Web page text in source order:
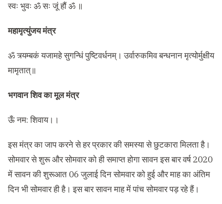
स्वः भुवः ॐ सः जूं हौं ॐ ॥
महामृत्युंजय मंत्र
ॐ त्र्यम्बकं यजामहे सुगन्धिं पुष्टिवर्धनम्। उर्वारुकमिव बन्धनान मृत्योर्मुक्षीय
मामृतात्॥
भगवान शिव का मूल मंत्र
ऊँ नम: शिवाय।।
इस मंत्र का जाप करने से हर प्रकार की समस्या से छुटकारा मिलता है।
सोमवार से शुरू और सोमवार को ही समाप्त होगा सावन इस बार वर्ष 2020
में सावन की शुरूआत 06 जुलाई दिन सोमवार को हुई और माह का अंतिम
दिन भी सोमवार ही है। इस बार सावन माह में पांच सोमवार पड़ रहे हैं।